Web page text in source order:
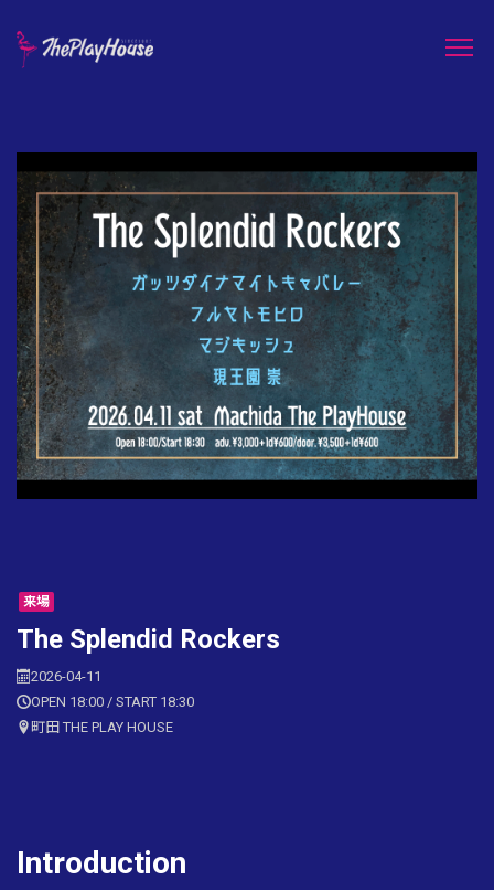
来場
The Splendid Rockers
2026-04-11
OPEN 18:00 / START 18:30
町田 THE PLAY HOUSE
Introduction